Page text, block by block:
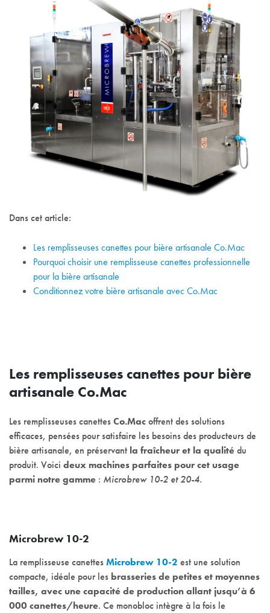
Dans cet article:
Les remplisseuses canettes pour bière artisanale Co.Mac
Pourquoi choisir une remplisseuse canettes professionnelle
pour la bière artisanale
Conditionnez votre bière artisanale avec Co.Mac
Les remplisseuses canettes pour bière
artisanale Co.Mac
Les remplisseuses canettesCo.Macoffrent des solutions
efficaces, pensées pour satisfaire les besoins des producteurs de
bière artisanale, en préservant la fraîcheur et la qualitédu
produit. Voici deux machines parfaites pour cet usage
parmi notre gamme : Microbrew 10-2 et 20-4.
Microbrew 10-2
La remplisseuse canettesMicrobrew 10-2 est une solution
compacte, idéale pour les brasseries de petites et moyennes
tailles, avec une capacité de production allant jusqu’à 6
000 canettes/heure. Ce monobloc intègre à la fois le